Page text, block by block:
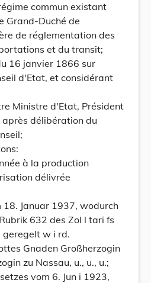
commun existant
Grand-Duché de
de réglementation des
et du transit;
16 janvier 1866 sur
d'Etat, et considérant
Ministre d'Etat, Président
délibération du
à la production
délivrée
18. Januar 1937, wodurch
632 des Zol l tari fs
geregelt w i rd.
Gnaden Großherzogin
zu Nassau, u., u., u.;
vom 6. Jun i 1923,